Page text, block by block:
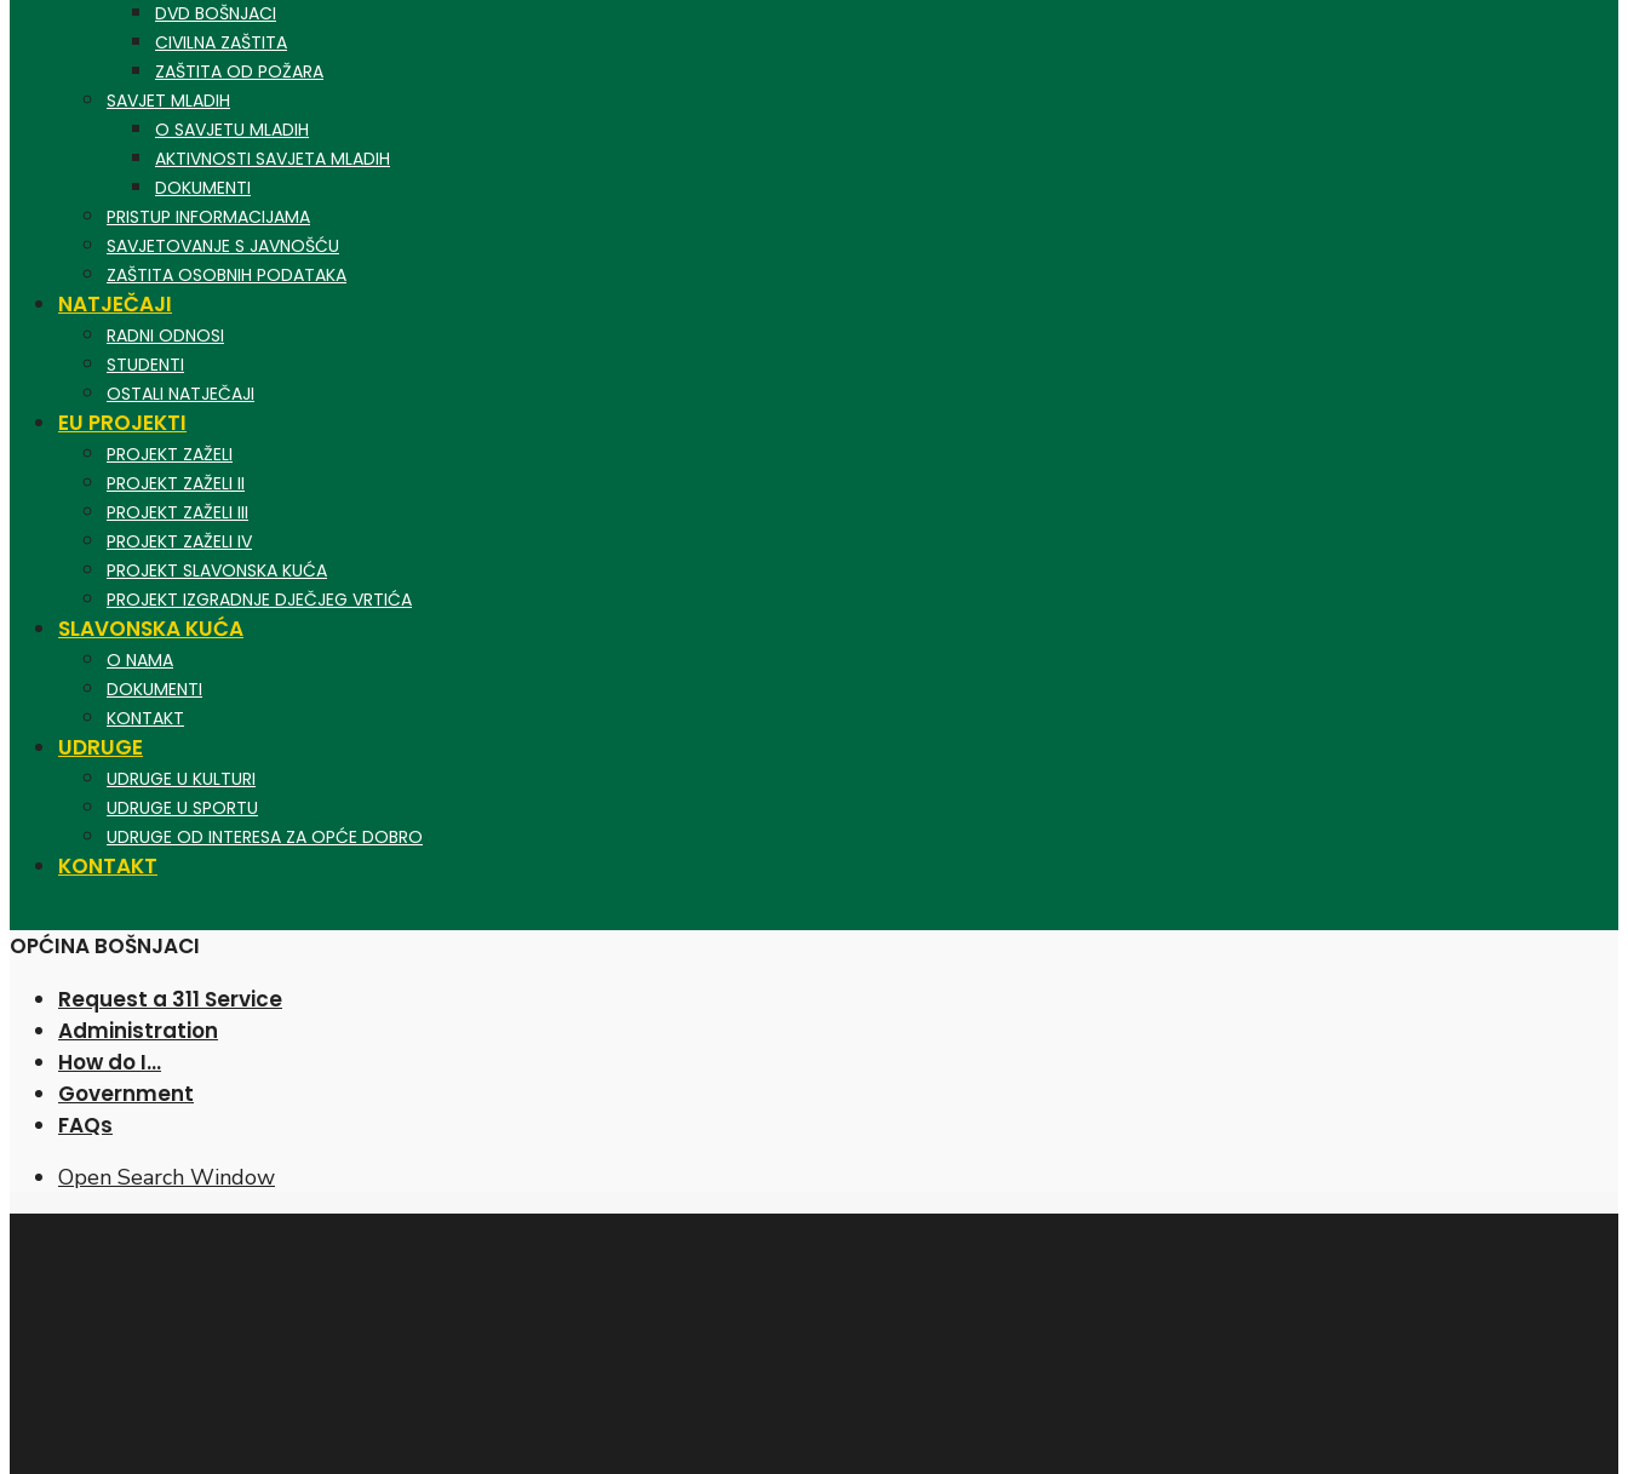
DVD BOŠNJACI
CIVILNA ZAŠTITA
ZAŠTITA OD POŽARA
SAVJET MLADIH
O SAVJETU MLADIH
AKTIVNOSTI SAVJETA MLADIH
DOKUMENTI
PRISTUP INFORMACIJAMA
SAVJETOVANJE S JAVNOŠĆU
ZAŠTITA OSOBNIH PODATAKA
NATJEČAJI
RADNI ODNOSI
STUDENTI
OSTALI NATJEČAJI
EU PROJEKTI
PROJEKT ZAŽELI
PROJEKT ZAŽELI II
PROJEKT ZAŽELI III
PROJEKT ZAŽELI IV
PROJEKT SLAVONSKA KUĆA
PROJEKT IZGRADNJE DJEČJEG VRTIĆA
SLAVONSKA KUĆA
O NAMA
DOKUMENTI
KONTAKT
UDRUGE
UDRUGE U KULTURI
UDRUGE U SPORTU
UDRUGE OD INTERESA ZA OPĆE DOBRO
KONTAKT
OPĆINA BOŠNJACI
Request a 311 Service
Administration
How do I…
Government
FAQs
Open Search Window